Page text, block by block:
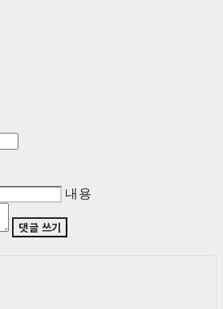
내용
댓글 쓰기